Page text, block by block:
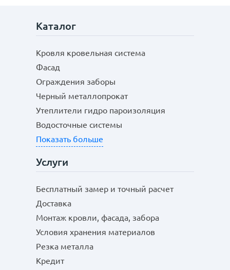
Каталог
Кровля кровельная система
Фасад
Ограждения заборы
Черный металлопрокат
Утеплители гидро пароизоляция
Водосточные системы
Показать больше
Услуги
Бесплатный замер и точный расчет
Доставка
Монтаж кровли, фасада, забора
Условия хранения материалов
Резка металла
Кредит